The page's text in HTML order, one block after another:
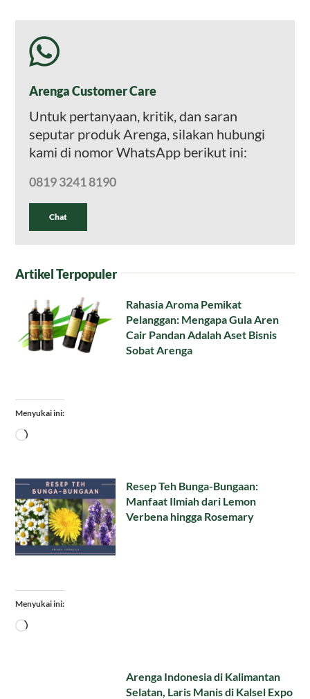
Arenga Customer Care
Untuk pertanyaan, kritik, dan saran
seputar produk Arenga, silakan hubungi
kami di nomor WhatsApp berikut ini:
0819 3241 8190
Chat
Artikel Terpopuler
Rahasia Aroma Pemikat
Pelanggan: Mengapa Gula Aren
Cair Pandan Adalah Aset Bisnis
Sobat Arenga
Menyukai ini:
Memuat...
Resep Teh Bunga-Bungaan:
Manfaat Ilmiah dari Lemon
Verbena hingga Rosemary
Menyukai ini:
Memuat...
Arenga Indonesia di Kalimantan
Selatan, Laris Manis di Kalsel Expo